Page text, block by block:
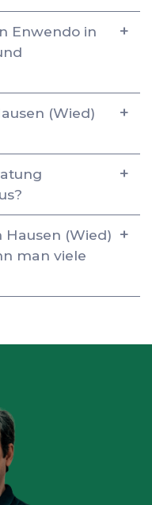
Enwendo in
(Wied)
(Wied)
man viele